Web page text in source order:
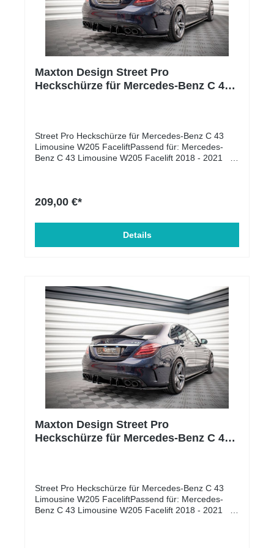
Kunststoff
Maxton Design Street Pro
Heckschürze für Mercedes-Benz C 43
Street Pro Heckschürze für Mercedes-Benz C 43
Limousine W205 FaceliftPassend für: Mercedes-
Benz C 43 Limousine W205 Facelift 2018 - 2021
Kratzschäden standhaltenDas Fehlen von
TeilsNeues Design mit stilvollem KantenfinishUV-
SchutzbeschichtungBeständig gegen
Witterungseinflüsse, hält hohen und niedrigen
werden: 10 cm dickes Mattschwarz, 10 mm dickes
Mattschwarz mit rotem Kern.Wenn Sie das Teil
farbig lackieren möchten, muss vor dem Lackieren
eine Grundierung verwendet werden.Die Teile sind
mit einem Etikett versehen, das die Echtheit und
Qualität des Produkts bestätigtMaterial: ABS-
Kunststoff
209,00 €*
Details
Maxton Design Street Pro
Heckschürze für Mercedes-Benz C 43
Street Pro Heckschürze für Mercedes-Benz C 43
Limousine W205 FaceliftPassend für: Mercedes-
Benz C 43 Limousine W205 Facelift 2018 - 2021